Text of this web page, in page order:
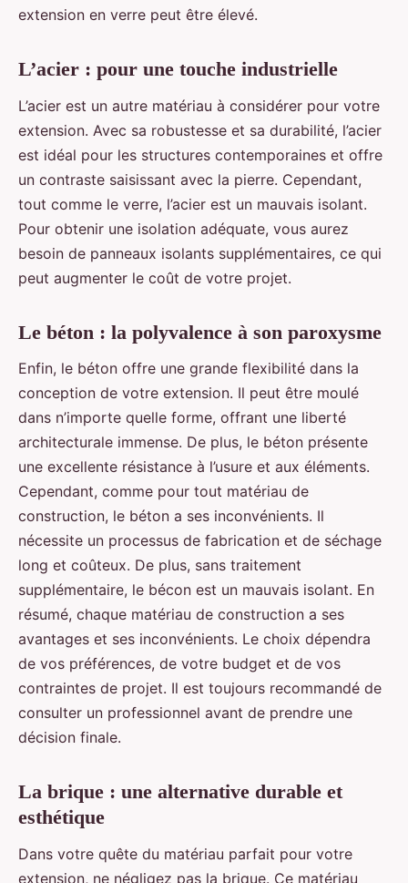
extension en verre peut être élevé.
L’acier : pour une touche industrielle
L’acier est un autre matériau à considérer pour votre
extension. Avec sa robustesse et sa durabilité, l’acier
est idéal pour les structures contemporaines et offre
un contraste saisissant avec la pierre. Cependant,
tout comme le verre, l’acier est un mauvais isolant.
Pour obtenir une isolation adéquate, vous aurez
besoin de panneaux isolants supplémentaires, ce qui
peut augmenter le coût de votre projet.
Le béton : la polyvalence à son paroxysme
Enfin, le béton offre une grande flexibilité dans la
conception de votre extension. Il peut être moulé
dans n’importe quelle forme, offrant une liberté
architecturale immense. De plus, le béton présente
une excellente résistance à l’usure et aux éléments.
Cependant, comme pour tout matériau de
construction, le béton a ses inconvénients. Il
nécessite un processus de fabrication et de séchage
long et coûteux. De plus, sans traitement
supplémentaire, le bécon est un mauvais isolant. En
résumé, chaque matériau de construction a ses
avantages et ses inconvénients. Le choix dépendra
de vos préférences, de votre budget et de vos
contraintes de projet. Il est toujours recommandé de
consulter un professionnel avant de prendre une
décision finale.
La brique : une alternative durable et
esthétique
Dans votre quête du matériau parfait pour votre
extension, ne négligez pas la brique. Ce matériau